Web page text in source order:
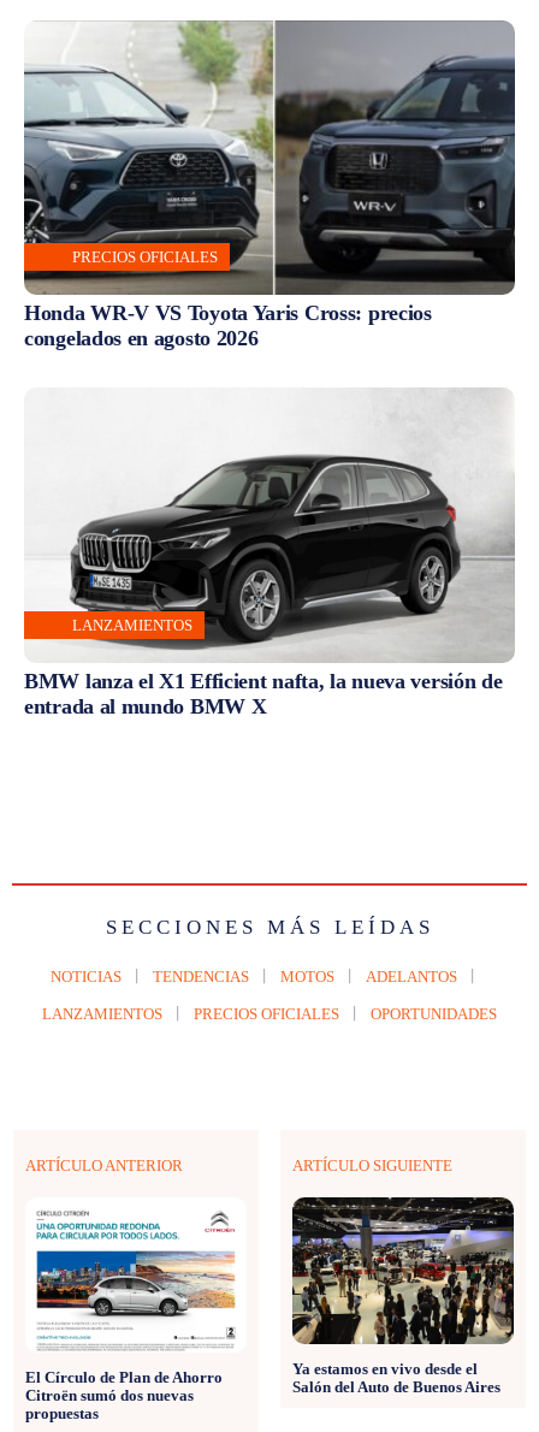
PRECIOS OFICIALES
Honda WR-V VS Toyota Yaris Cross: precios
congelados en agosto 2026
LANZAMIENTOS
BMW lanza el X1 Efficient nafta, la nueva versión de
entrada al mundo BMW X
SECCIONES MÁS LEÍDAS
NOTICIAS TENDENCIAS MOTOS ADELANTOS
LANZAMIENTOS PRECIOS OFICIALES OPORTUNIDADES
ARTÍCULO ANTERIOR
El Círculo de Plan de Ahorro
Citroën sumó dos nuevas
propuestas
ARTÍCULO SIGUIENTE
Ya estamos en vivo desde el
Salón del Auto de Buenos Aires